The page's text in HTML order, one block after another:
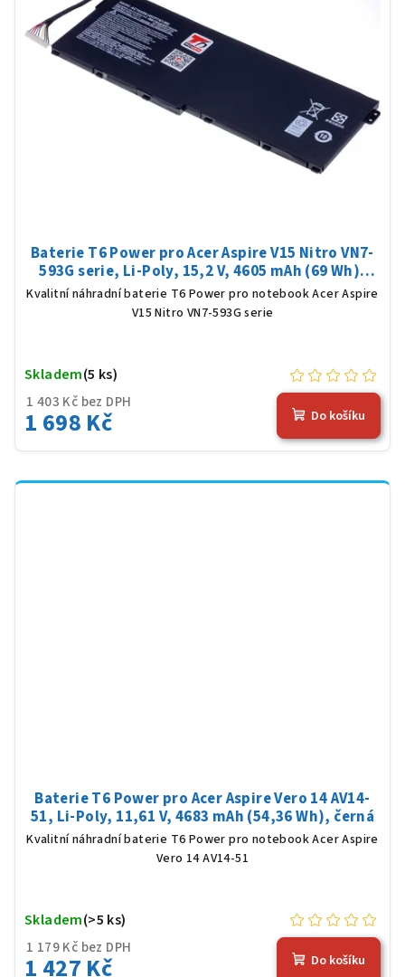
Baterie T6 Power pro Acer Aspire V15 Nitro VN7-
593G serie, Li-Poly, 15,2 V, 4605 mAh (69 Wh),
černá
Kvalitní náhradní baterie T6 Power pro notebook Acer Aspire
V15 Nitro VN7-593G serie
1 403 Kč bez DPH
1 698 Kč
Skladem(5 ks)
Do košíku
Baterie T6 Power pro Acer Aspire Vero 14 AV14-
51, Li-Poly, 11,61 V, 4683 mAh (54,36 Wh), černá
Kvalitní náhradní baterie T6 Power pro notebook Acer Aspire
Vero 14 AV14-51
1 179 Kč bez DPH
1 427 Kč
Skladem(>5 ks)
Do košíku